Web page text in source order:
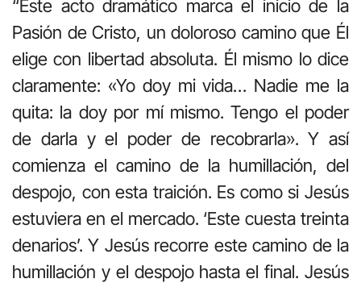
“Este acto dramático marca el inicio de la
Pasión de Cristo, un doloroso camino que Él
elige con libertad absoluta. Él mismo lo dice
claramente: «Yo doy mi vida… Nadie me la
quita: la doy por mí mismo. Tengo el poder
de darla y el poder de recobrarla». Y así
comienza el camino de la humillación, del
despojo, con esta traición. Es como si Jesús
estuviera en el mercado. ‘Este cuesta treinta
denarios’. Y Jesús recorre este camino de la
humillación y el despojo hasta el final. Jesús